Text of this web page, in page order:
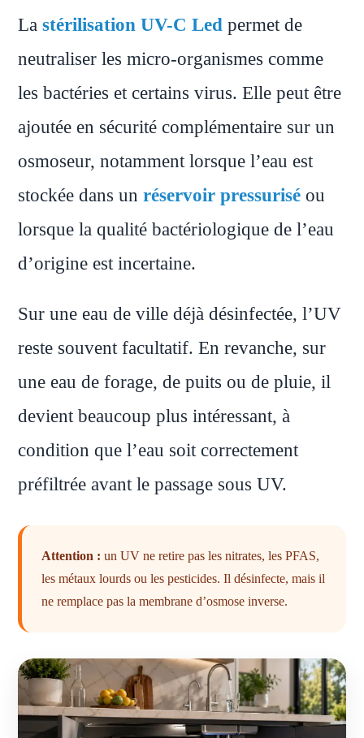
La stérilisation UV-C Led permet de
neutraliser les micro-organismes comme
les bactéries et certains virus. Elle peut être
ajoutée en sécurité complémentaire sur un
osmoseur, notamment lorsque l’eau est
stockée dans un réservoir pressurisé ou
lorsque la qualité bactériologique de l’eau
d’origine est incertaine.
Sur une eau de ville déjà désinfectée, l’UV
reste souvent facultatif. En revanche, sur
une eau de forage, de puits ou de pluie, il
devient beaucoup plus intéressant, à
condition que l’eau soit correctement
préfiltrée avant le passage sous UV.
Attention : un UV ne retire pas les nitrates, les PFAS,
les métaux lourds ou les pesticides. Il désinfecte, mais il
ne remplace pas la membrane d’osmose inverse.